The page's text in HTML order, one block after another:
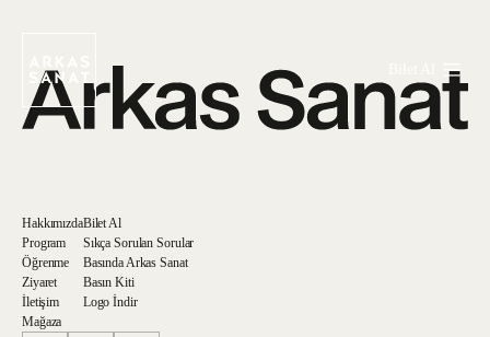
Hakkımızda
Program
Öğrenme
Ziyaret
İletişim
Mağaza
Bilet Al
Sıkça Sorulan Sorular
Basında Arkas Sanat
Basın Kiti
Logo İndir